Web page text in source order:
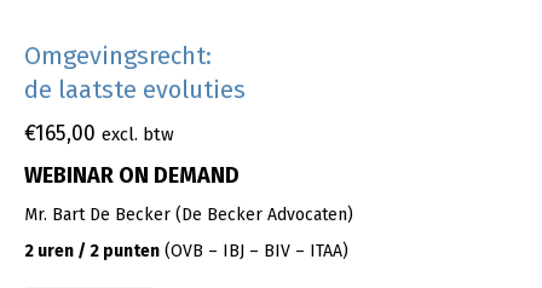
Omgevingsrecht:
de laatste evoluties
€165,00 excl. btw
WEBINAR ON DEMAND
Mr. Bart De Becker (De Becker Advocaten)
2 uren / 2 punten (OVB – IBJ – BIV – ITAA)